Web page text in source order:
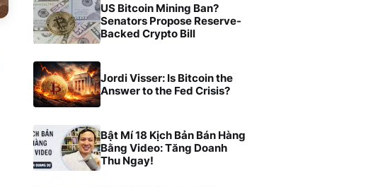
US Bitcoin Mining Ban?
Senators Propose Reserve-
Backed Crypto Bill
Jordi Visser: Is Bitcoin the
Answer to the Fed Crisis?
Bật Mí 18 Kịch Bản Bán Hàng
Bằng Video: Tăng Doanh
Thu Ngay!